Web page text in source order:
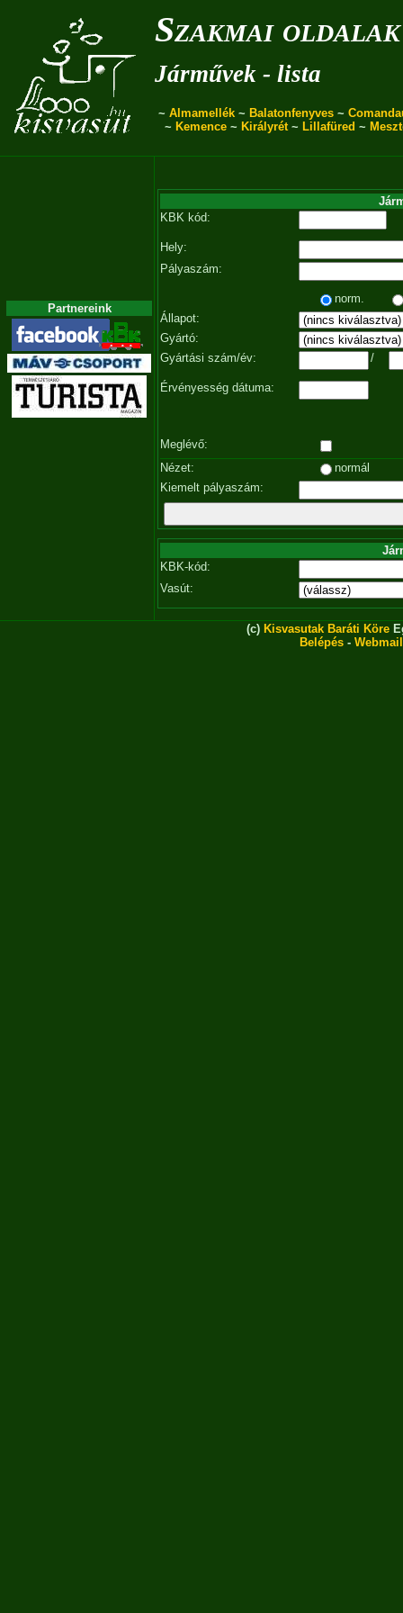
Szakmai oldalak
Járművek - lista
~ Almamellék ~ Balatonfenyves ~
~ Kemence~ Királyrét~ Lillafüred ~
Partnereink
KBK kód:
Hely:
Pályaszám:
norm.
Állapot:
Gyártó:
Gyártási szám/év:
/
Érvényesség dátuma:
Meglévő:
Nézet:
normál
Kiemelt pályaszám:
KBK-kód:
Vasút:
(c) Kisvasutak Baráti Köre
Belépés - Webmail